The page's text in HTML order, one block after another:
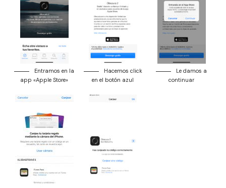
Entramos en la
app «Apple Store»
Hacemos click
en el botón azul
Le damos a
continuar